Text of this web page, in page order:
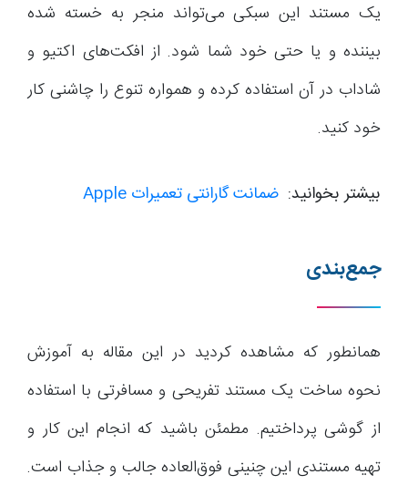
یک مستند این سبکی می‌تواند منجر به خسته شده
بیننده و یا حتی خود شما شود. از افکت‌های اکتیو و
شاداب در آن استفاده کرده و همواره تنوع را چاشنی کار
خود کنید.
بیشتر بخوانید: ضمانت گارانتی تعمیرات Apple
جمع‌بندی
همانطور که مشاهده کردید در این مقاله به آموزش
نحوه ساخت یک مستند تفریحی و مسافرتی با استفاده
از گوشی پرداختیم. مطمئن باشید که انجام این کار و
تهیه مستندی این چنینی فوق‌العاده جالب و جذاب است.